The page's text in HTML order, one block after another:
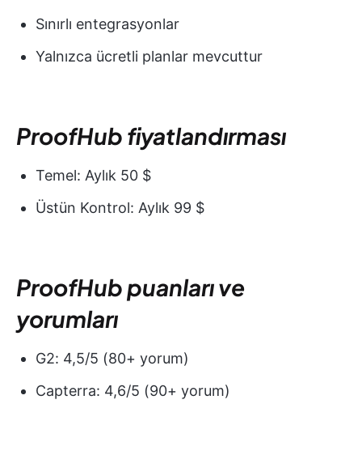
Sınırlı entegrasyonlar
Yalnızca ücretli planlar mevcuttur
ProofHub fiyatlandırması
Temel: Aylık 50 $
Üstün Kontrol: Aylık 99 $
ProofHub puanları ve
yorumları
G2: 4,5/5 (80+ yorum)
Capterra: 4,6/5 (90+ yorum)